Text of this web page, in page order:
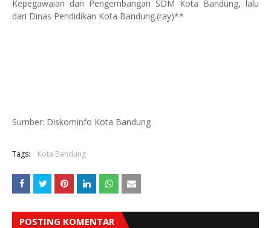
Kepegawaian dan Pengembangan SDM Kota Bandung, lalu
dari Dinas Pendidikan Kota Bandung.(ray)**
Sumber: Diskominfo Kota Bandung
Tags: Kota Bandung
POSTING KOMENTAR